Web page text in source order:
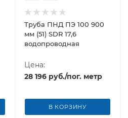
Труба ПНД ПЭ 100 900
мм (51) SDR 17,6
водопроводная
Цена:
28 196 руб./пог. метр
В КОРЗИНУ